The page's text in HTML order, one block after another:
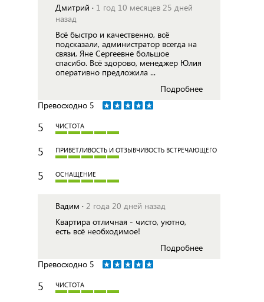
Дмитрий · 1 год 10 месяцев 25 дней
назад
Всё быстро и качественно, всё
подсказали, администратор всегда на
связи, Яне Сергеевне большое
спасибо. Всё здорово, менеджер Юлия
оперативно предложила ...
Подробнее
Превосходно 5
5 ЧИСТОТА
5 ПРИВЕТЛИВОСТЬ И ОТЗЫВЧИВОСТЬ ВСТРЕЧАЮЩЕГО
5 ОСНАЩЕНИЕ
Вадим · 2 года 20 дней назад
Квартира отличная - чисто, уютно,
есть всё необходимое!
Подробнее
Превосходно 5
5 ЧИСТОТА